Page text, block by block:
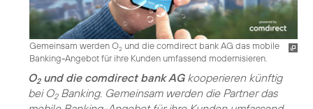
Gemeinsam werden O2 und die comdirect bank AG das mobile
Banking-Angebot für ihre Kunden umfassend modernisieren.
O2und die comdirect bank AGkooperieren künftig
bei O2Banking. Gemeinsam werden die Partner das